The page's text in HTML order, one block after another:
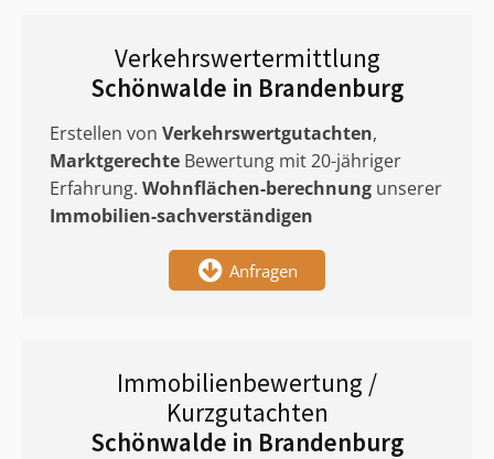
Verkehrswertermittlung
Schönwalde in Brandenburg
Erstellen von Verkehrswertgutachten,
Marktgerechte Bewertung mit 20-jähriger
Erfahrung. Wohnflächen-berechnung unserer
Immobilien-sachverständigen
Anfragen
Immobilienbewertung /
Kurzgutachten
Schönwalde in Brandenburg